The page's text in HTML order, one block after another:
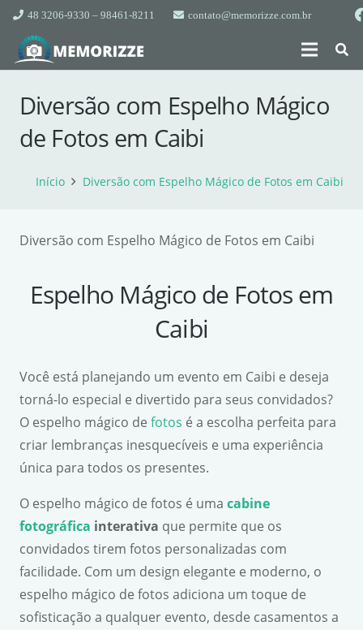
48 3206-9330 – 98461-8211 contato@memorizze.com.br
Diversão com Espelho Mágico
de Fotos em Caibi
Início Diversão com Espelho Mágico de Fotos em Caibi
Diversão com Espelho Mágico de Fotos em Caibi
Espelho Mágico de Fotos em
Caibi
Você está planejando um evento em Caibi e deseja
torná-lo especial e divertido para seus convidados?
O espelho mágico de fotos é a escolha perfeita para
criar lembranças inesquecíveis e uma experiência
única para todos os presentes.
O espelho mágico de fotos é uma cabine
fotográfica interativa que permite que os
convidados tirem fotos personalizadas com
facilidade. Com um design elegante e moderno, o
espelho mágico de fotos adiciona um toque de
sofisticação a qualquer evento, desde casamentos a